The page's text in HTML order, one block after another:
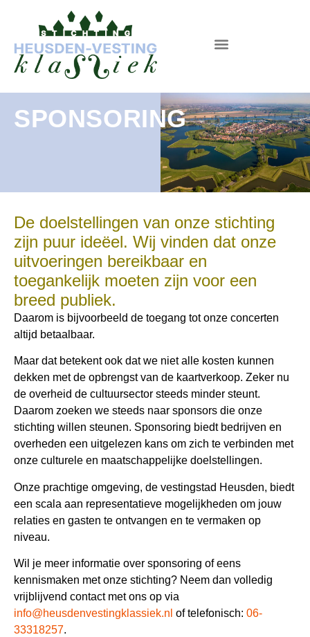
SPONSORING
De doelstellingen van onze stichting
zijn puur ideëel. Wij vinden dat onze
uitvoeringen bereikbaar en
toegankelijk moeten zijn voor een
breed publiek.
Daarom is bijvoorbeeld de toegang tot onze concerten
altijd betaalbaar.
Maar dat betekent ook dat we niet alle kosten kunnen
dekken met de opbrengst van de kaartverkoop. Zeker nu
de overheid de cultuursector steeds minder steunt.
Daarom zoeken we steeds naar sponsors die onze
stichting willen steunen. Sponsoring biedt bedrijven en
overheden een uitgelezen kans om zich te verbinden met
onze culturele en maatschappelijke doelstellingen.
Onze prachtige omgeving, de vestingstad Heusden, biedt
een scala aan representatieve mogelijkheden om jouw
relaties en gasten te ontvangen en te vermaken op
niveau.
Wil je meer informatie over sponsoring of eens
kennismaken met onze stichting? Neem dan volledig
vrijblijvend contact met ons op via
info@heusdenvestingklassiek.nl of telefonisch: 06-
33318257.